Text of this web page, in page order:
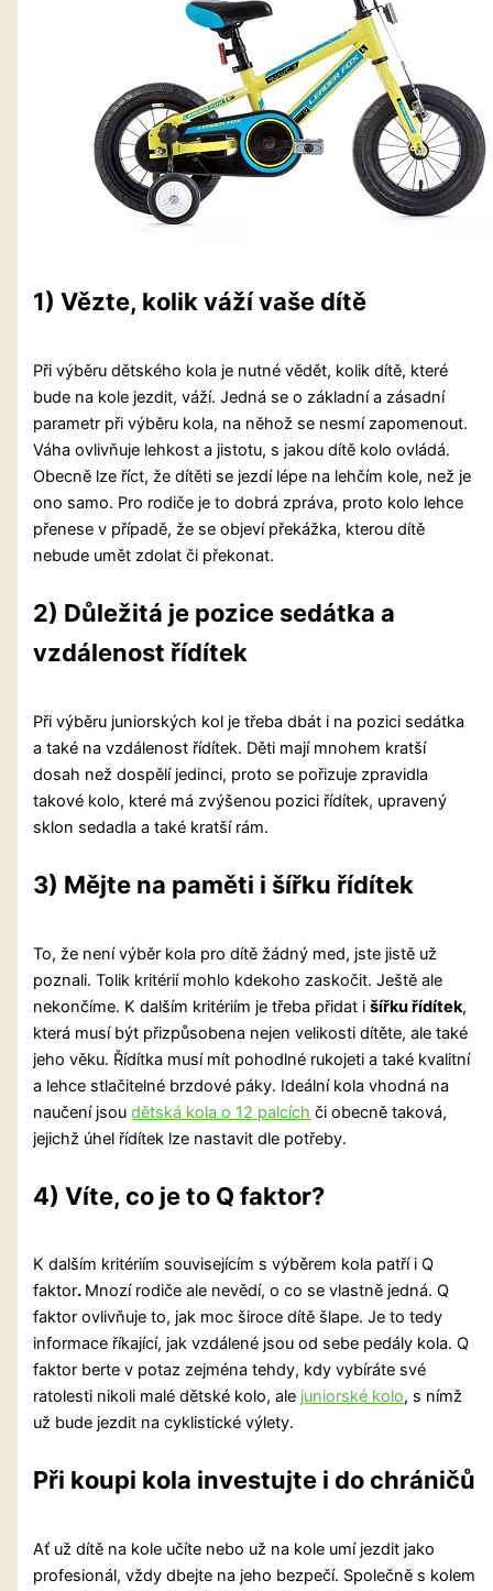
1) Vězte, kolik váží vaše dítě
Při výběru dětského kola je nutné vědět, kolik dítě, které
bude na kole jezdit, váží. Jedná se o základní a zásadní
parametr při výběru kola, na něhož se nesmí zapomenout.
Váha ovlivňuje lehkost a jistotu, s jakou dítě kolo ovládá.
Obecně lze říct, že dítěti se jezdí lépe na lehčím kole, než je
ono samo. Pro rodiče je to dobrá zpráva, proto kolo lehce
přenese v případě, že se objeví překážka, kterou dítě
nebude umět zdolat či překonat.
2) Důležitá je pozice sedátka a
vzdálenost řídítek
Při výběru juniorských kol je třeba dbát i na pozici sedátka
a také na vzdálenost řídítek. Děti mají mnohem kratší
dosah než dospělí jedinci, proto se pořizuje zpravidla
takové kolo, které má zvýšenou pozici řídítek, upravený
sklon sedadla a také kratší rám.
3) Mějte na paměti i šířku řídítek
To, že není výběr kola pro dítě žádný med, jste jistě už
poznali. Tolik kritérií mohlo kdekoho zaskočit. Ještě ale
nekončíme. K dalším kritériím je třeba přidat išířku řídítek,
která musí být přizpůsobena nejen velikosti dítěte, ale také
jeho věku. Řídítka musí mít pohodlné rukojeti a také kvalitní
a lehce stlačitelné brzdové páky. Ideální kola vhodná na
naučení jsoudětská kola o 12 palcích či obecně taková,
jejichž úhel řídítek lze nastavit dle potřeby.
4) Víte, co je to Q faktor?
K dalším kritériím souvisejícím s výběrem kola patří i Q
faktor. Mnozí rodiče ale nevědí, o co se vlastně jedná. Q
faktor ovlivňuje to, jak moc široce dítě šlape. Je to tedy
informace říkající, jak vzdálené jsou od sebe pedály kola. Q
faktor berte v potaz zejména tehdy, kdy vybíráte své
ratolesti nikoli malé dětské kolo, ale juniorské kolo, s nímž
už bude jezdit na cyklistické výlety.
Při koupi kola investujte i do chráničů
Ať už dítě na kole učíte nebo už na kole umí jezdit jako
profesionál, vždy dbejte na jeho bezpečí. Společně s kolem